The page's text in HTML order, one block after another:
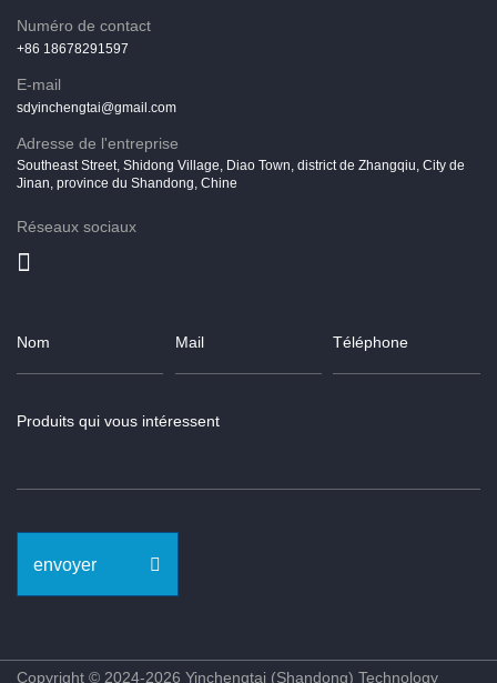
Numéro de contact
+86 18678291597
E-mail
sdyinchengtai@gmail.com
Adresse de l'entreprise
Southeast Street, Shidong Village, Diao Town, district de Zhangqiu, City de
Jinan, province du Shandong, Chine
Réseaux sociaux
envoyer
Copyright © 2024-2026 Yinchengtai (Shandong) Technology